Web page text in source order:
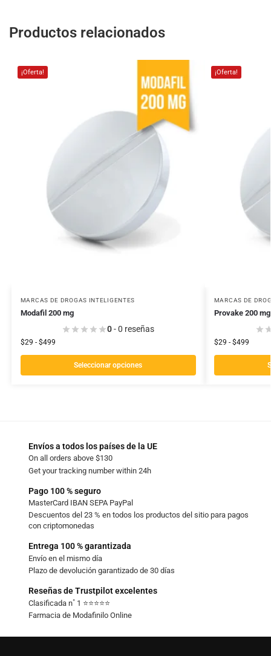
Productos relacionados
¡Oferta!
MARCAS DE DROGAS INTELIGENTES
Modafil 200 mg
0- 0 reseñas
$29 - $499
Seleccionar opciones
¡Oferta!
MARCAS DE
Provake 200 mg
$29 - $499
Envíos a todos los países de la UE
On all orders above $130
Get your tracking number within 24h
Pago 100 % seguro
MasterCard IBAN SEPA PayPal
Descuentos del 23 % en todos los productos del sitio para pagos
con criptomonedas
Entrega 100 % garantizada
Envío en el mismo día
Plazo de devolución garantizado de 30 días
Reseñas de Trustpilot excelentes
Clasificada n˚ 1 ⭐⭐⭐⭐⭐
Farmacia de Modafinilo Online